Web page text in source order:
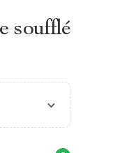
soufflé